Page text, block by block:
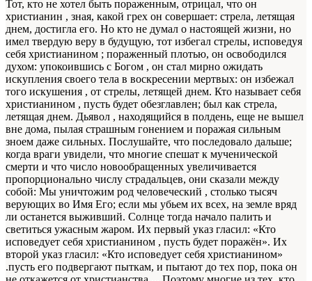
Тот, кто не хотел быть пораженным, отрицал, что он
христианин , зная, какой грех он совершает: стрела, летящая
днем, достигла его. Но кто не думал о настоящей жизни, но
имел твердую веру в будущую, тот избегал стрелы, исповедуя
себя христианином ; пораженный плотью, он освободился
духом: упокоившись с Богом , он стал мирно ожидать
искупления своего тела в воскресении мертвых: он избежал
того искушения , от стрелы, летящей днем. Кто называет себя
христианином , пусть будет обезглавлен; был как стрела,
летящая днем. Дьявол , находящийся в полдень, еще не вышел
вне дома, пылая страшным гонением и поражая сильным
зноем даже сильных. Послушайте, что последовало дальше;
когда враги увидели, что многие спешат к мученической
смерти и что число новообращенных увеличивается
пропорционально числу страдальцев, они сказали между
собой: Мы уничтожим род человеческий , столько тысяч
верующих во Имя Его; если мы убьем их всех, на земле вряд
ли останется выживший. Солнце тогда начало палить и
светиться ужасным жаром. Их первый указ гласил: «Кто
исповедует себя христианином , пусть будет поражён». Их
второй указ гласил: «Кто исповедует себя христианином»
.пусть его подвергают пыткам, и пытают до тех пор, пока он